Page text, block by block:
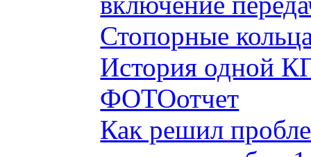
Стопорные
История одной
ФОТОотчет
Как решил